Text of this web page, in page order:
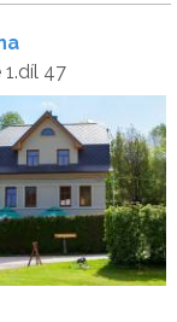
1.díl 47